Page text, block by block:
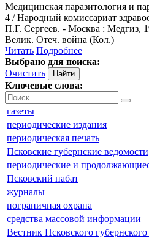
Медицинская паразитология и
4 / Народный комиссариат
П.Г. Сергеев. - Москва :
Велик. Отеч. война (Кол.)
Читать Подробнее
Выбрано для поиска:
Очистить
Ключевые слова:
газеты
периодические издания
периодическая печать
Псковские губернские ведомости
периодические и
Псковский набат
журналы
пограничная охрана
средства массовой информации
Вестник Псковского губернского